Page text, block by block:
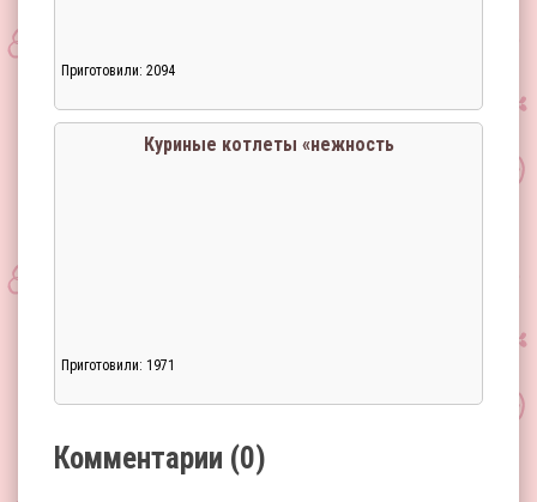
Приготовили: 2094
Куриные котлеты «нежность
Приготовили: 1971
Комментарии (0)